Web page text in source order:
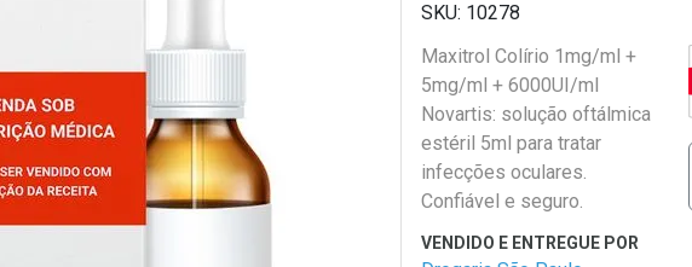
10278
Maxitrol Colírio 1mg/ml +
5mg/ml + 6000UI/ml
Novartis: solução oftálmica
estéril 5ml para tratar
infecções oculares.
Confiável e seguro.